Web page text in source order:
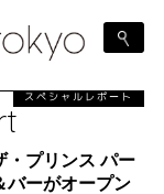
スペシャルレポート
・プリンス パー
バーがオープン